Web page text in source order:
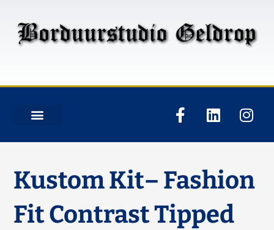
Kustom Kit– Fashion
Fit Contrast Tipped